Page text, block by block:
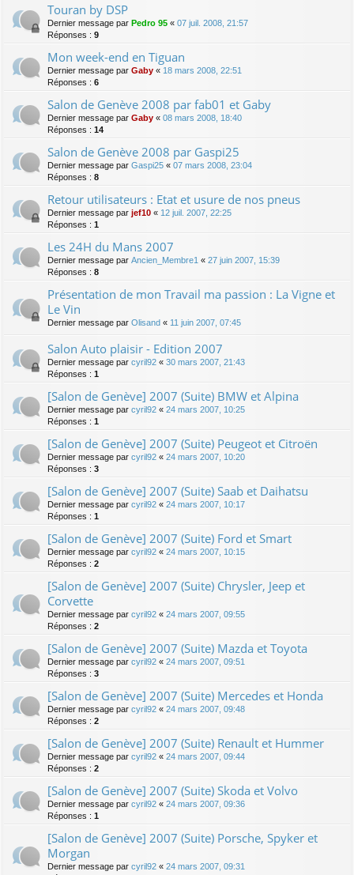
Touran by DSP
Dernier message par Pedro 95 « 07 juil. 2008, 21:57
Réponses : 9
Mon week-end en Tiguan
Dernier message par Gaby « 18 mars 2008, 22:51
Réponses : 6
Salon de Genève 2008 par fab01 et Gaby
Dernier message par Gaby « 08 mars 2008, 18:40
Réponses : 14
Salon de Genève 2008 par Gaspi25
Dernier message par Gaspi25 « 07 mars 2008, 23:04
Réponses : 8
Retour utilisateurs : Etat et usure de nos pneus
Dernier message par jef10 « 12 juil. 2007, 22:25
Réponses : 1
Les 24H du Mans 2007
Dernier message par Ancien_Membre1 « 27 juin 2007, 15:39
Réponses : 8
Présentation de mon Travail ma passion : La Vigne et
Le Vin
Dernier message par Olisand « 11 juin 2007, 07:45
Salon Auto plaisir - Edition 2007
Dernier message par cyril92 « 30 mars 2007, 21:43
Réponses : 1
[Salon de Genève] 2007 (Suite) BMW et Alpina
Dernier message par cyril92 « 24 mars 2007, 10:25
Réponses : 1
[Salon de Genève] 2007 (Suite) Peugeot et Citroën
Dernier message par cyril92 « 24 mars 2007, 10:20
Réponses : 3
[Salon de Genève] 2007 (Suite) Saab et Daihatsu
Dernier message par cyril92 « 24 mars 2007, 10:17
Réponses : 1
[Salon de Genève] 2007 (Suite) Ford et Smart
Dernier message par cyril92 « 24 mars 2007, 10:15
Réponses : 2
[Salon de Genève] 2007 (Suite) Chrysler, Jeep et
Corvette
Dernier message par cyril92 « 24 mars 2007, 09:55
Réponses : 2
[Salon de Genève] 2007 (Suite) Mazda et Toyota
Dernier message par cyril92 « 24 mars 2007, 09:51
Réponses : 3
[Salon de Genève] 2007 (Suite) Mercedes et Honda
Dernier message par cyril92 « 24 mars 2007, 09:48
Réponses : 2
[Salon de Genève] 2007 (Suite) Renault et Hummer
Dernier message par cyril92 « 24 mars 2007, 09:44
Réponses : 2
[Salon de Genève] 2007 (Suite) Skoda et Volvo
Dernier message par cyril92 « 24 mars 2007, 09:36
Réponses : 1
[Salon de Genève] 2007 (Suite) Porsche, Spyker et
Morgan
Dernier message par cyril92 « 24 mars 2007, 09:31